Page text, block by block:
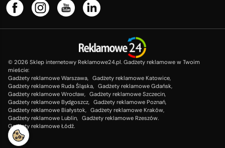
© 2026 Sklep internetowy Reklamowe24.pl. Gadżety reklamowe w Twoim
mieście:
Gadżety reklamowe Warszawa, Gadżety reklamowe Katowice,
Gadżety reklamowe Ruda Śląska, Gadżety reklamowe Gdańsk,
Gadżety reklamowe Wrocław, Gadżety reklamowe Szczecin,
Gadżety reklamowe Bydgoszcz, Gadżety reklamowe Poznań,
Gadżety reklamowe Białystok, Gadżety reklamowe Kraków,
Gadżety reklamowe Lublin, Gadżety reklamowe Rzeszów.
Gadżety reklamowe Łódź.